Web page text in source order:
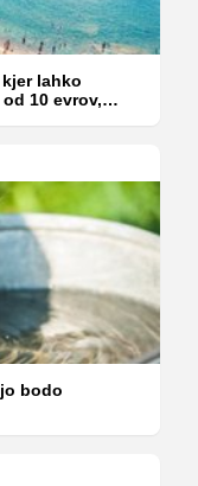
lahko
10 evrov,
bodo